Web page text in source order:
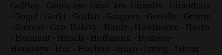
Geffroy - Géode am- Géod´am- Girardin - Giraudoux
- Gogol - Gorki - Gozlan - Gragnon - Gréville - Grimm
- Guimet - Gyp- Halévy - Hardy - Hawthorne - Hearn
- Hermant - Hirsch - Hoffmann - Homère-
Houssaye - Huc - Huchon - Hugo - Irving - Jaloux -